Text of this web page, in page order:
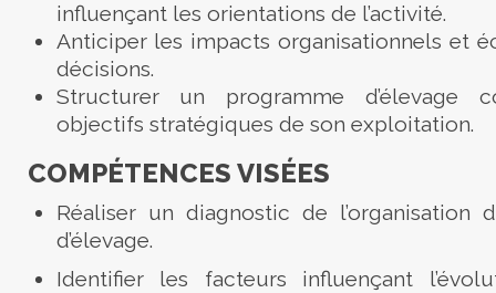
influençant les orientations de l’activité.
Anticiper les impacts organisationnels et
décisions.
Structurer un programme d’élevage
objectifs stratégiques de son exploitation.
COMPÉTENCES VISÉES
Réaliser un diagnostic de l’organisation
d’élevage.
Identifier les facteurs influençant